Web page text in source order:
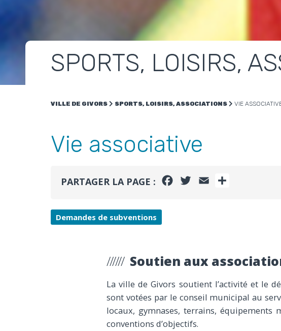
SPORTS, LOISIRS,
VILLE DE GIVORS SPORTS, LOISIRS, ASSOCIATIONS VIE
Vie associative
PARTAGER LA PAGE : FACEBOOKTWITTER
EMAIL
Demandes de subventions
Soutien aux
La ville de Givors soutient l’activité et le
sont votées par le conseil municipal au
locaux, gymnases, terrains,
conventions d’objectifs.